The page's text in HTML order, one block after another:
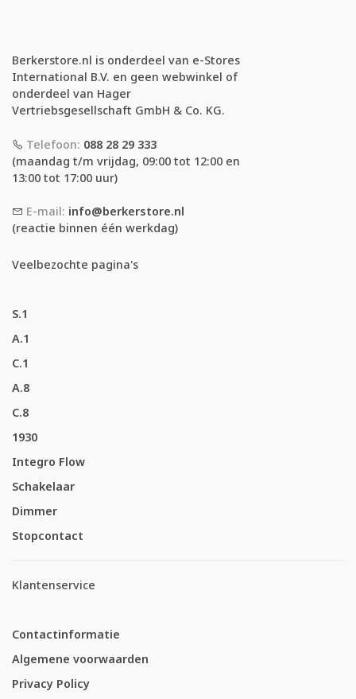
Berkerstore.nl is onderdeel van e-Stores
International B.V. en geen webwinkel of
onderdeel van Hager
Vertriebsgesellschaft GmbH & Co. KG.
Telefoon: 088 28 29 333
(maandag t/m vrijdag, 09:00 tot 12:00 en
13:00 tot 17:00 uur)
E-mail: info@berkerstore.nl
(reactie binnen één werkdag)
Veelbezochte pagina's
S.1
A.1
C.1
A.8
C.8
1930
Integro Flow
Schakelaar
Dimmer
Stopcontact
Klantenservice
Contactinformatie
Algemene voorwaarden
Privacy Policy